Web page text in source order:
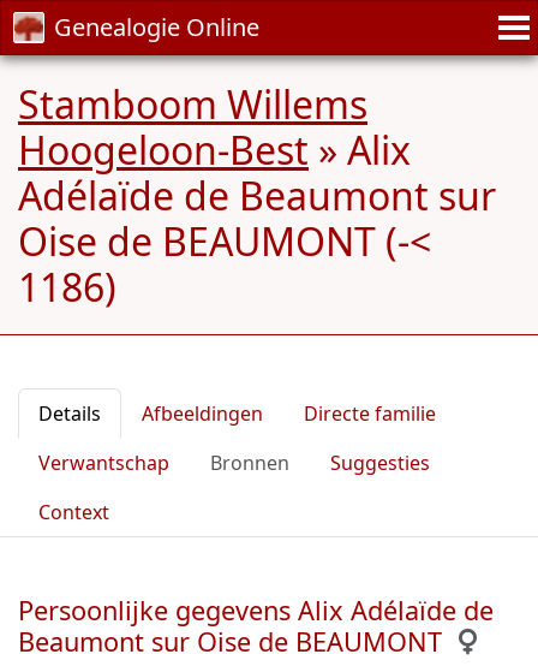
Genealogie Online
Stamboom Willems
Hoogeloon-Best » Alix
Adélaïde de Beaumont sur
Oise de BEAUMONT (-<
1186)
Details Afbeeldingen
Directe familie
Verwantschap
Bronnen
Suggesties
Context
Persoonlijke gegevens Alix Adélaïde de
Beaumont sur Oise de BEAUMONT